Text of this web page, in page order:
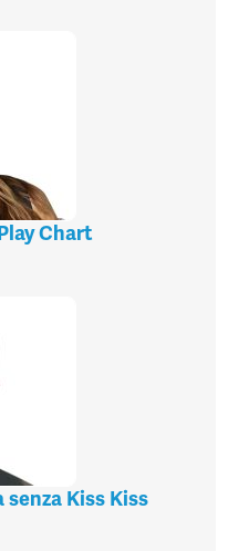
Chart
Kiss Kiss